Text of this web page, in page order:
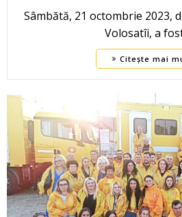
Sâmbătă, 21 octombrie 2023,
Volosatîi, a
Citește mai